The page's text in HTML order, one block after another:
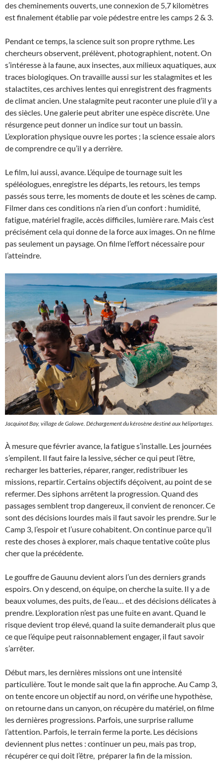
des cheminements ouverts, une connexion de 5,7 kilomètres
est finalement établie par voie pédestre entre les camps 2 & 3.
Pendant ce temps, la science suit son propre rythme. Les
chercheurs observent, prélèvent, photographient, notent. On
s’intéresse à la faune, aux insectes, aux milieux aquatiques, aux
traces biologiques. On travaille aussi sur les stalagmites et les
stalactites, ces archives lentes qui enregistrent des fragments
de climat ancien. Une stalagmite peut raconter une pluie d’il y a
des siècles. Une galerie peut abriter une espèce discrète. Une
résurgence peut donner un indice sur tout un bassin.
L’exploration physique ouvre les portes ; la science essaie alors
de comprendre ce qu’il y a derrière.
Le film, lui aussi, avance. L’équipe de tournage suit les
spéléologues, enregistre les départs, les retours, les temps
passés sous terre, les moments de doute et les scènes de camp.
Filmer dans ces conditions n’a rien d’un confort : humidité,
fatigue, matériel fragile, accès difficiles, lumière rare. Mais c’est
précisément cela qui donne de la force aux images. On ne filme
pas seulement un paysage. On filme l’effort nécessaire pour
l’atteindre.
Jacquinot Bay, village de Galowe. Déchargement du kérosène destiné aux héliportages.
À mesure que février avance, la fatigue s’installe. Les journées
s’empilent. Il faut faire la lessive, sécher ce qui peut l’être,
recharger les batteries, réparer, ranger, redistribuer les
missions, repartir. Certains objectifs déçoivent, au point de se
refermer. Des siphons arrêtent la progression. Quand des
passages semblent trop dangereux, il convient de renoncer. Ce
sont des décisions lourdes mais il faut savoir les prendre. Sur le
Camp 3, l’espoir et l’usure cohabitent. On continue parce qu’il
reste des choses à explorer, mais chaque tentative coûte plus
cher que la précédente.
Le gouffre de Gauunu devient alors l’un des derniers grands
espoirs. On y descend, on équipe, on cherche la suite. Il y a de
beaux volumes, des puits, de l’eau… et des décisions délicates à
prendre. L’exploration n’est pas une fuite en avant. Quand le
risque devient trop élevé, quand la suite demanderait plus que
ce que l’équipe peut raisonnablement engager, il faut savoir
s’arrêter.
Début mars, les dernières missions ont une intensité
particulière. Tout le monde sait que la fin approche. Au Camp 3,
on tente encore un objectif au nord, on vérifie une hypothèse,
on retourne dans un canyon, on récupère du matériel, on filme
les dernières progressions. Parfois, une surprise rallume
l’attention. Parfois, le terrain ferme la porte. Les décisions
deviennent plus nettes : continuer un peu, mais pas trop,
récupérer ce qui doit l’être, préparer la fin de la mission.